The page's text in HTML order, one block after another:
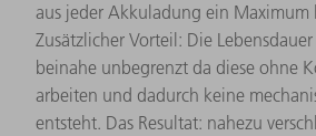
aus jeder Akkuladung ein Maximum
Zusätzlicher Vorteil: Die
beinahe unbegrenzt da diese ohne
arbeiten und dadurch keine
entsteht. Das Resultat: nahezu